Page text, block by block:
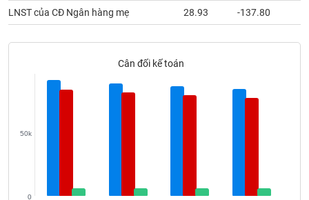
LNST của CĐ Ngân hàng mẹ 28.93 -137.80
Cân đối kế toán
0
50k
tức
tác
Báo